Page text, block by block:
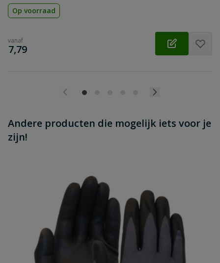
Op voorraad
vanaf
€
7,79
Andere producten die mogelijk iets voor je
zijn!